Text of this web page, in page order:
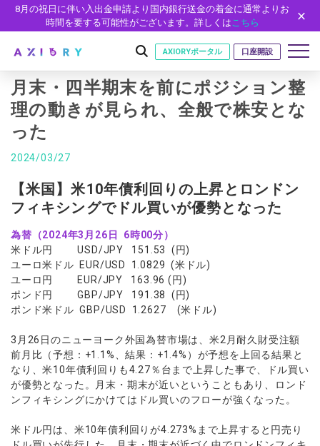
8月の祝日に伴い入出金申請より国内銀行送金の着金に通常よりお
時間を要する可能性がございます。詳しくはこちら
はじめに
はじめに
安全性
取引
取引商品
FX（通貨ペア）
現物株式
ETF
株式CFD
株価指数CFD
エネルギーCFD
貴金属CFD
ソフトコモディティCFD
NEW
バトルCFD
取引条件
スプレッド・手数料
ゼロカットとロスカット
スワップとロールオーバー
入出金方法
レバレッジ
NEW
約定率
取引時間
取引計算シミュレーター
注文執行ポリシー
経済指標・予測カレンダー
口座
口座の種類
口座タイプ
法人のお客様
ゼロ口座
NEW
デモ口座
口座開設
口座開設フォーム
必要書類
開設方法
プラットフォーム
プラットフォーム
MT5
MT4
cTrader
AXIORYポータル
ツール
MT4/MT5 ヒストリカルデータ
EA(エキスパートアドバイザー)
カスタムインジケーター
ストライク インジケータ
MQLシグナル
NEW
通貨インデックス
パートナー
パートナーシップ・プログラム
イントロデュース・パートナープログラム（IP）
ニュース
ニュースリリース
マーケットニュース
コーポレートニュース
キャンペーン
会社概要
会社概要
役員紹介
お問合せ
日本語
عربى
English
Русский
口座開設する
AXIORYポータル 口座開設
月末・四半期末を前にポジション整
理の動きが見られ、全般で株安とな
った
2024/03/27
【米国】米10年債利回りの上昇とロンドン
フィキシングでドル買いが優勢となった
為替（2024年3月26日 6時00分）
米ドル円 USD/JPY 151.53 (円)
ユーロ米ドル EUR/USD 1.0829 (米ドル)
ユーロ円 EUR/JPY 163.96 (円)
ポンド円 GBP/JPY 191.38 (円)
ポンド米ドル GBP/USD 1.2627 (米ドル)
3月26日のニューヨーク外国為替市場は、米2月耐久財受注額
前月比（予想：+1.1%、結果：+1.4%）が予想を上回る結果と
なり、米10年債利回りも4.27％台まで上昇した事で、ドル買い
が優勢となった。月末・期末が近いということもあり、ロンド
ンフィキシングにかけてはドル買いのフローが強くなった。
米ドル円は、米10年債利回りが4.273%まで上昇すると円売り